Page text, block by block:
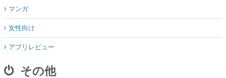
マンガ
女性向け
アプリレビュー
その他